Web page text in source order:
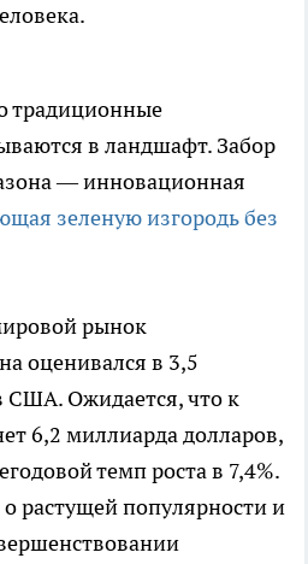
традиционные
в ландшафт. Забор
— инновационная
зеленую изгородь без
рынок
оценивался в 3,5
США. Ожидается, что к
6,2 миллиарда долларов,
темп роста в 7,4%.
о растущей популярности и